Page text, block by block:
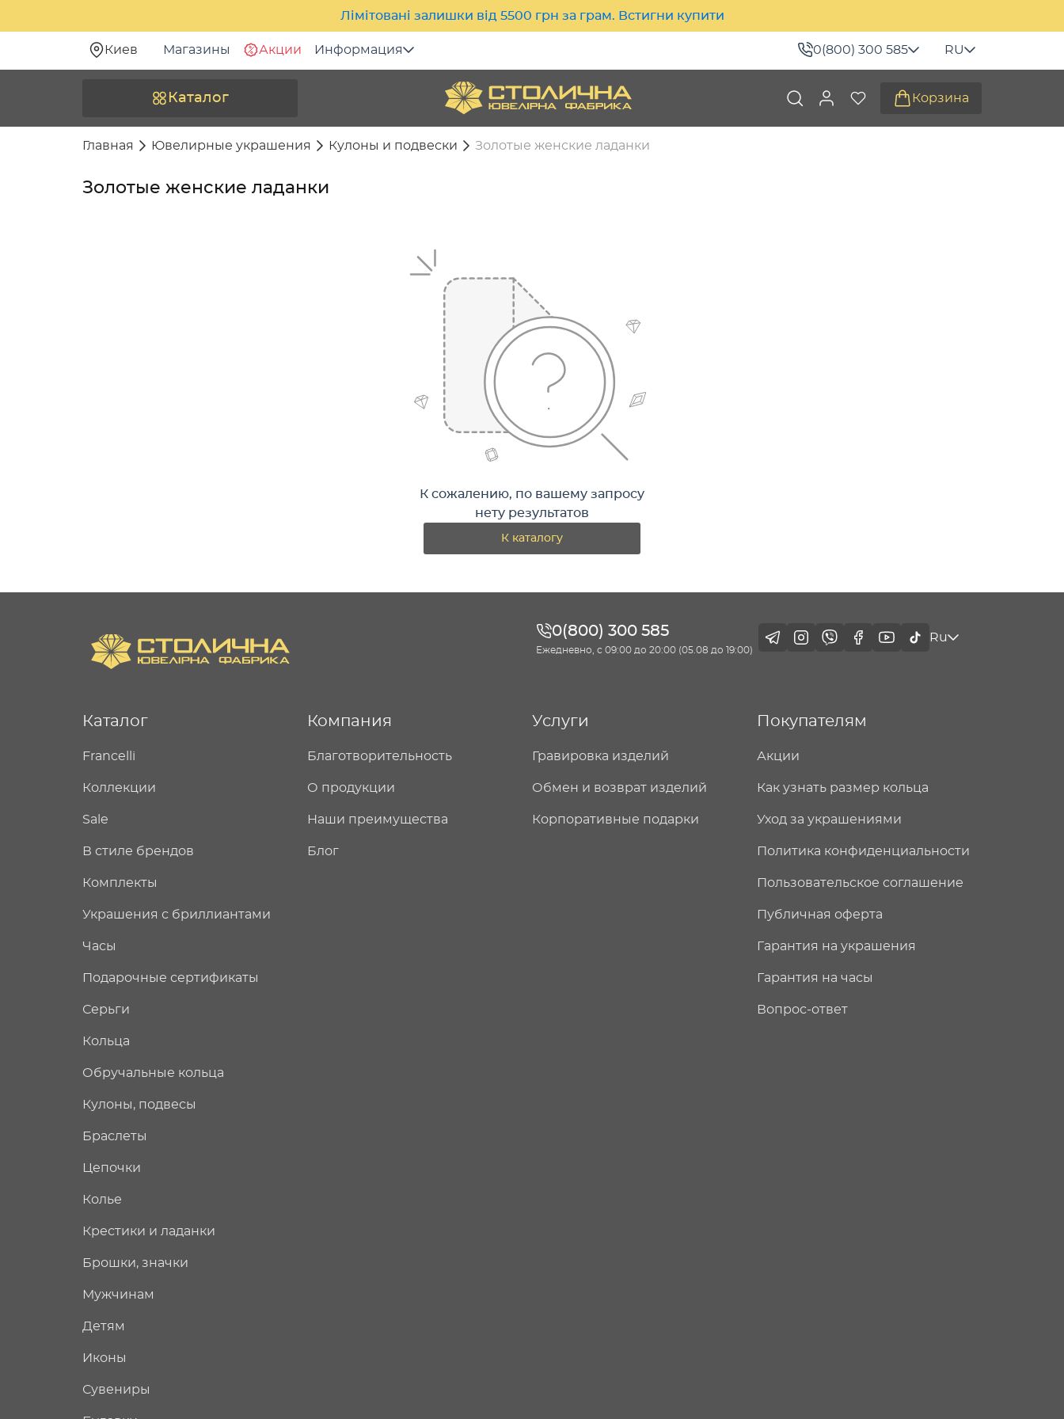
Лімітовані залишки від 5500 грн за грам. Встигни купити
Киев Магазины Акции Информация 0(800) 300 585 RU
Каталог Корзина
Главная Ювелирные украшения Кулоны и подвески Золотые женские ладанки
Золотые женские ладанки
К сожалению, по вашему запросу
нету результатов
К каталогу
0(800) 300 585
Ежедневно, с 09:00 до 20:00 (05.08 до 19:00)
Ru
Каталог
Francelli
Коллекции
Sale
В стиле брендов
Комплекты
Украшения с бриллиантами
Часы
Подарочные сертификаты
Серьги
Кольца
Обручальные кольца
Кулоны, подвесы
Браслеты
Цепочки
Колье
Крестики и ладанки
Брошки, значки
Мужчинам
Детям
Иконы
Сувениры
Компания
Благотворительность
О продукции
Наши преимущества
Блог
Услуги
Гравировка изделий
Обмен и возврат изделий
Корпоративные подарки
Покупателям
Акции
Как узнать размер кольца
Уход за украшениями
Политика конфиденциальности
Пользовательское соглашение
Публичная оферта
Гарантия на украшения
Гарантия на часы
Вопрос-ответ